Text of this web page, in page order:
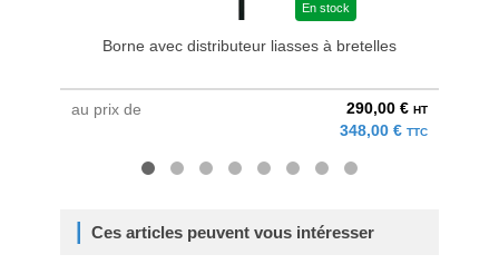
En stock
Borne avec distributeur liasses à bretelles
au prix de 290,00 € HT
348,00 € TTC
Ces articles peuvent vous intéresser